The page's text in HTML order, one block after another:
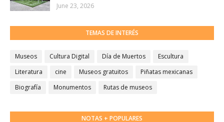
June 23, 2026
TEMAS DE INTERÉS
Museos Cultura Digital Día de Muertos
Escultura
Literatura
cine Museos gratuitos
Piñatas mexicanas
Biografía
Monumentos Rutas de museos
NOTAS + POPULARES